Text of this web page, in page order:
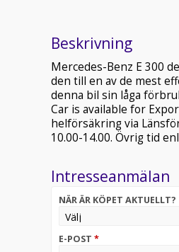
Beskrivning
Mercedes-Benz E 300
den till en av de mest
denna bil sin låga
Car is available for
helförsäkring via
10.00-14.00. Övrig tid
Intresseanmälan
NÄR ÄR KÖPET AKTUELLT?
E-POST *